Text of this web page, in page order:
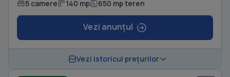
5 camere 140 mp 650 mp teren
Vezi anunțul
Vezi istoricul prețurilor